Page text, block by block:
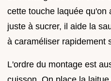
cette touche laquée qu'on
juste à sucrer, il aide la
à caraméliser rapidement
L'ordre du montage est